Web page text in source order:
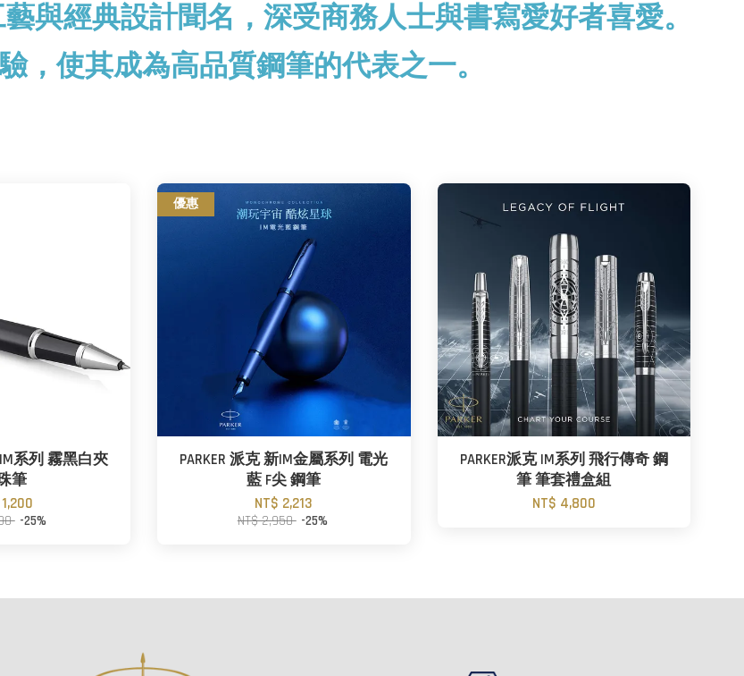
與經典設計聞名，深受商務人士與書寫愛好者喜愛。
，使其成為高品質鋼筆的代表之一。
IM系列 霧黑白夾
筆
-25%
優惠
PARKER 派克 新IM金屬系列 電光
藍 F尖 鋼筆
NT$ 2,213
NT$ 2,950 -25%
PARKER派克 IM系列 飛行傳奇 鋼
筆 筆套禮盒組
NT$ 4,800